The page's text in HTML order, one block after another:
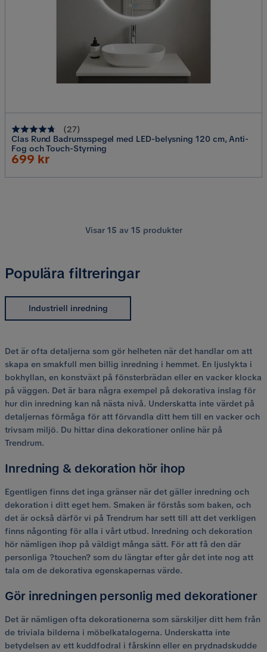
(27)
Clas Rund Badrumsspegel med LED-belysning 120 cm, Anti-
Fog och Touch-Styrning
Rabatterat
699 kr
Visar 15 av 15 produkter
Populära filtreringar
Industriell inredning
Det är ofta detaljerna som gör helheten när det handlar om att
skapa en smakfull men billig inredning i hemmet. En ljuslykta i
bokhyllan, en konstväxt på fönsterbrädan eller en vacker klocka
på väggen. Det är bara några exempel på dekorativa inslag för
hur din inredning kan nå nästa nivå. Underskatta inte värdet på
detaljernas förmåga för att förvandla ditt hem till en vacker och
trivsam miljö. Du hittar dina dekorationer online här på
Trendrum.
Inredning & dekoration hör ihop
Egentligen finns det inga gränser när det gäller inredning och
dekoration i ditt eget hem. Smaken är förstås som baken, och
det är också därför vi på Trendrum har sett till att det verkligen
finns någonting för alla i vårt utbud. Inredning och dekoration
hör nämligen ihop på väldigt många sätt. För att få den där
personliga ?touchen? som du längtar efter går det inte nog att
tala om de dekorativa egenskapernas värde.
Gör inredningen personlig med dekorationer
Det är nämligen ofta dekorationerna som särskiljer ditt hem från
de triviala bilderna i möbelkatalogerna. Underskatta inte
betydelsen av ett kuddfodral i fårskinn eller en prydnadskudde